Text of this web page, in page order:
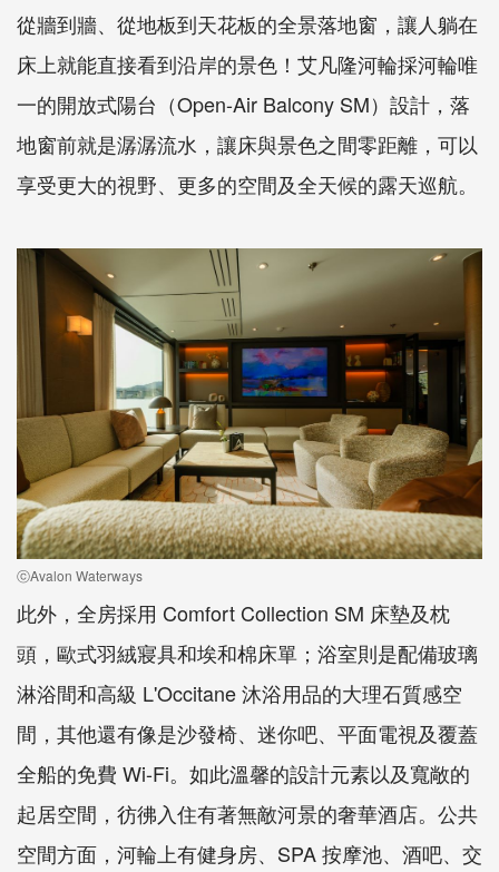
從牆到牆、從地板到天花板的全景落地窗，讓人躺在
床上就能直接看到沿岸的景色！艾凡隆河輪採河輪唯
一的開放式陽台（Open-Air Balcony SM）設計，落
地窗前就是潺潺流水，讓床與景色之間零距離，可以
享受更大的視野、更多的空間及全天候的露天巡航。
ⓒAvalon Waterways
此外，全房採用 Comfort Collection SM 床墊及枕
頭，歐式羽絨寢具和埃和棉床單；浴室則是配備玻璃
淋浴間和高級 L'Occitane 沐浴用品的大理石質感空
間，其他還有像是沙發椅、迷你吧、平面電視及覆蓋
全船的免費 Wi-Fi。如此溫馨的設計元素以及寬敞的
起居空間，彷彿入住有著無敵河景的奢華酒店。公共
空間方面，河輪上有健身房、SPA 按摩池、酒吧、交